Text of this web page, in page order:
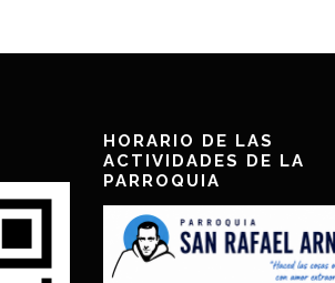
HORARIO DE LAS
ACTIVIDADES DE LA
PARROQUIA